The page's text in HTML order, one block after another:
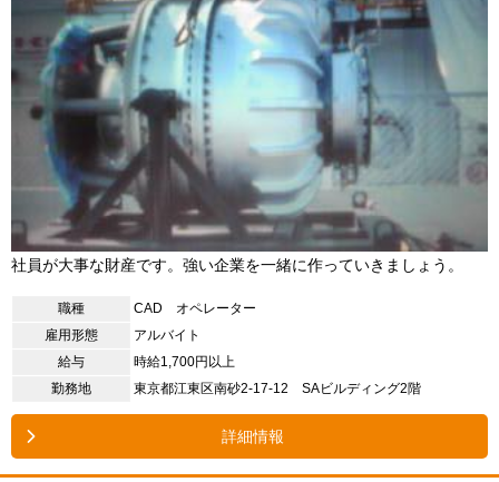
社員が大事な財産です。強い企業を一緒に作っていきましょう。
職種
CAD オペレーター
雇用形態
アルバイト
給与
時給1,700円以上
勤務地
東京都江東区南砂2-17-12 SAビルディング2階
詳細情報